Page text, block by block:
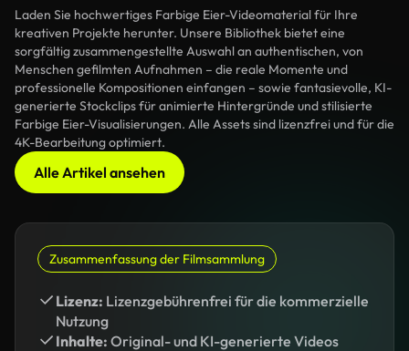
Laden Sie hochwertiges Farbige Eier-Videomaterial für Ihre
kreativen Projekte herunter. Unsere Bibliothek bietet eine
sorgfältig zusammengestellte Auswahl an authentischen, von
Menschen gefilmten Aufnahmen – die reale Momente und
professionelle Kompositionen einfangen – sowie fantasievolle, KI-
generierte Stockclips für animierte Hintergründe und stilisierte
Farbige Eier-Visualisierungen. Alle Assets sind lizenzfrei und für die
4K-Bearbeitung optimiert.
Alle Artikel ansehen
Zusammenfassung der Filmsammlung
Lizenz: Lizenzgebührenfrei für die kommerzielle
Nutzung
Inhalte: Original- und KI-generierte Videos